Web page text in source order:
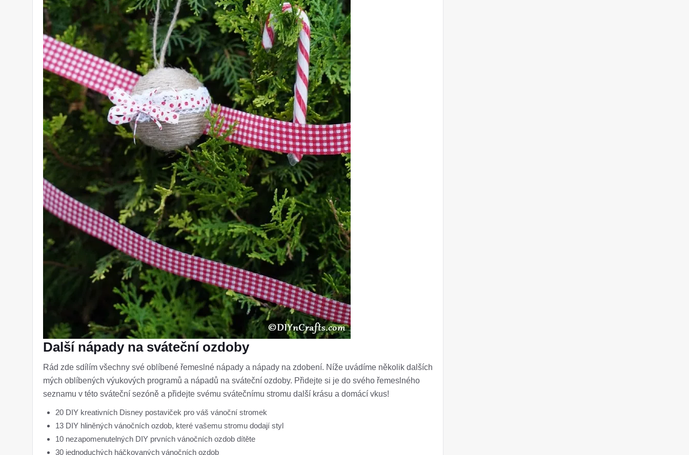
Další nápady na sváteční ozdoby
Rád zde sdílím všechny své oblíbené řemeslné nápady a nápady na zdobení. Níže uvádíme několik dalších
mých oblíbených výukových programů a nápadů na sváteční ozdoby. Přidejte si je do svého řemeslného
seznamu v této sváteční sezóně a přidejte svému svátečnímu stromu další krásu a domácí vkus!
20 DIY kreativních Disney postaviček pro váš vánoční stromek
13 DIY hliněných vánočních ozdob, které vašemu stromu dodají styl
10 nezapomenutelných DIY prvních vánočních ozdob dítěte
30 jednoduchých háčkovaných vánočních ozdob